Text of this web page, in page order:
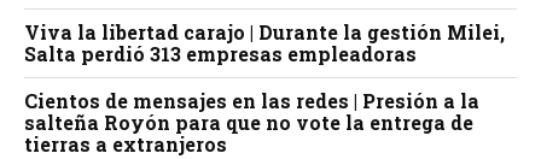
Viva la libertad carajo | Durante la gestión Milei,
Salta perdió 313 empresas empleadoras
Cientos de mensajes en las redes | Presión a la
salteña Royón para que no vote la entrega de
tierras a extranjeros